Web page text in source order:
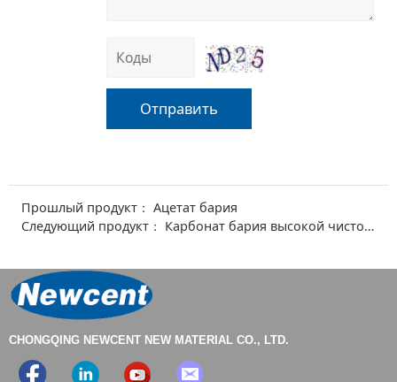
Отправить
Прошлый продукт：Ацетат бария
Следующий продукт： Карбонат бария высокой чистоты
CHONGQING NEWCENT NEW MATERIAL CO., LTD.